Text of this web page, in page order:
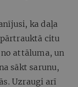
ka daļa
citu
attāluma, un
sākt sarunu,
Uzraugi arī